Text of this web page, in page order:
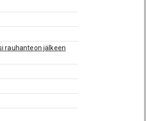
rauhanteon jälkeen